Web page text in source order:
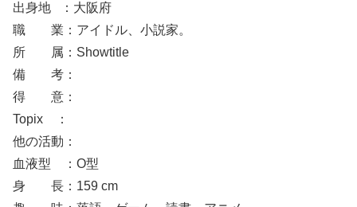
出身地 ：大阪府
職 業：アイドル、小説家。
所 属：Showtitle
備 考：
得 意：
Topix ：
他の活動：
血液型 ：O型
身 長：159 cm